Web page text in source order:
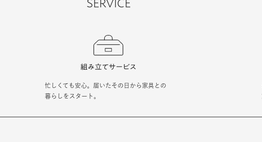
SERVICE
忙しくても安心。届いたその日から家具との
暮らしをスタート。